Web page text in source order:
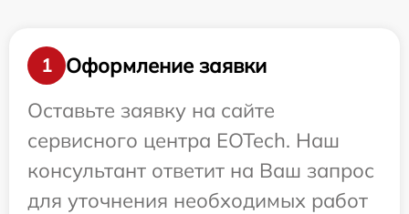
1
Оформление заявки
Оставьте заявку на сайте
сервисного центра EOTech. Наш
консультант ответит на Ваш запрос
для уточнения необходимых работ